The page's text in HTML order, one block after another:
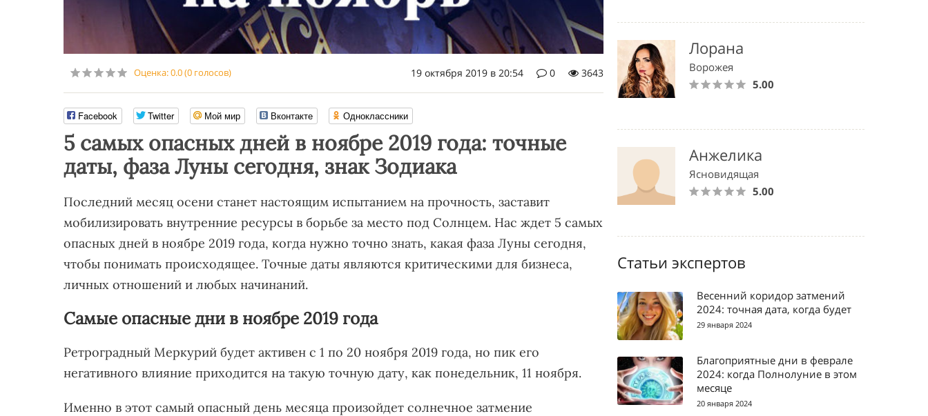
Оценка:0.0(0 голосов) 19 октября 2019 в 20:54 0 3643
Facebook Twitter Мой мир Вконтакте Одноклассники
5 самых опасных дней в ноябре 2019 года: точные
даты, фаза Луны сегодня, знак Зодиака
Последний месяц осени станет настоящим испытанием на прочность, заставит
мобилизировать внутренние ресурсы в борьбе за место под Солнцем. Нас ждет 5 самых
опасных дней в ноябре 2019 года, когда нужно точно знать, какая фаза Луны сегодня,
чтобы понимать происходящее. Точные даты являются критическими для бизнеса,
личных отношений и любых начинаний.
Самые опасные дни в ноябре 2019 года
Ретроградный Меркурий будет активен с 1 по 20 ноября 2019 года, но пик его
негативного влияние приходится на такую точную дату, как понедельник, 11 ноября.
Именно в этот самый опасный день месяца произойдет солнечное затмение
Лорана
Ворожея
5.00
Анжелика
Ясновидящая
5.00
Статьи экспертов
Весенний коридор затмений
2024: точная дата, когда будет
29 января 2024
Благоприятные дни в феврале
2024: когда Полнолуние в этом
месяце
20 января 2024